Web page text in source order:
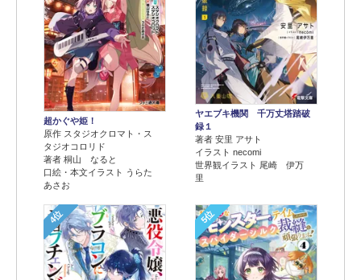
超かぐや姫！
原作 スタジオクロマト・ス
タジオコロリド
著者 桐山 なると
口絵・本文イラスト うらた
あさお
ヤエブキ機関 千万丈塔踏破
録１
著者 安里 アサト
イラスト necomi
世界観イラスト 尾崎 伊万
里
4位 5位